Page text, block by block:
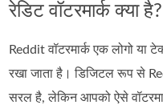
रेडिट वॉटरमार्क क्या है?
Reddit वॉटरमार्क एक लोगो या
रखा जाता है। डिजिटल रूप से
सरल है, लेकिन आपको ऐसे